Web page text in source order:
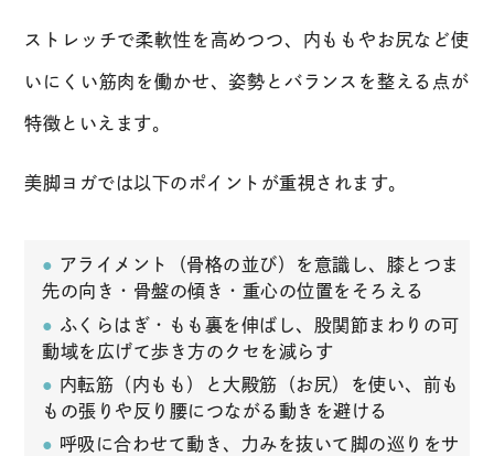
ストレッチで柔軟性を高めつつ、内ももやお尻など使
いにくい筋肉を働かせ、姿勢とバランスを整える点が
特徴といえます。
美脚ヨガでは以下のポイントが重視されます。
アライメント（骨格の並び）を意識し、膝とつま
先の向き・骨盤の傾き・重心の位置をそろえる
ふくらはぎ・もも裏を伸ばし、股関節まわりの可
動域を広げて歩き方のクセを減らす
内転筋（内もも）と大殿筋（お尻）を使い、前も
もの張りや反り腰につながる動きを避ける
呼吸に合わせて動き、力みを抜いて脚の巡りをサ